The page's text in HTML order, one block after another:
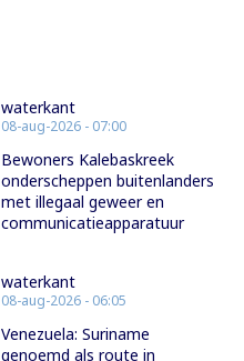
waterkant
08-aug-2026 - 07:00
Bewoners Kalebaskreek
onderscheppen buitenlanders
met illegaal geweer en
communicatieapparatuur
waterkant
08-aug-2026 - 06:05
Venezuela: Suriname
genoemd als route in